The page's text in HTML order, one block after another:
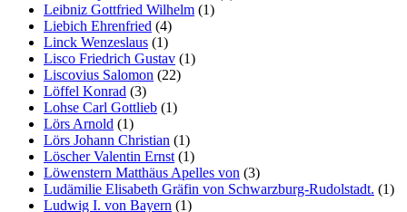
Leibniz Gottfried Wilhelm (1)
Liebich Ehrenfried (4)
Linck Wenzeslaus (1)
Lisco Friedrich Gustav (1)
Liscovius Salomon (22)
Löffel Konrad (3)
Lohse Carl Gottlieb (1)
Lörs Arnold (1)
Lörs Johann Christian (1)
Löscher Valentin Ernst(1)
Löwenstern Matthäus Apelles von (3)
Ludämilie Elisabeth Gräfin von Schwarzburg-Rudolstadt. (1)
Ludwig I. von Bayern (1)